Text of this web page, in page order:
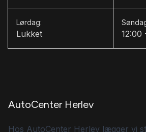
Lørdag:
Lukket 12:00
AutoCenter Herlev
Hos AutoCenter Herlev lægger vi